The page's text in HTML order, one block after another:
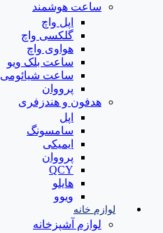
ساعت هوشمند
اپل واچ
گلکسی واچ
هواوی واچ
ساعت بلک ویو
ساعت شیائومی
پرووان
هدفون و هندزفری
اپل
سامسونگ
ایمیکی
پرووان
QCY
هایلو
ویوو
لوازم خانه
لوازم آشپزخانه